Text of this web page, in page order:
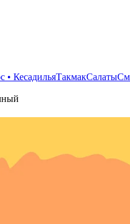
• КесадильяТакмакСалаты